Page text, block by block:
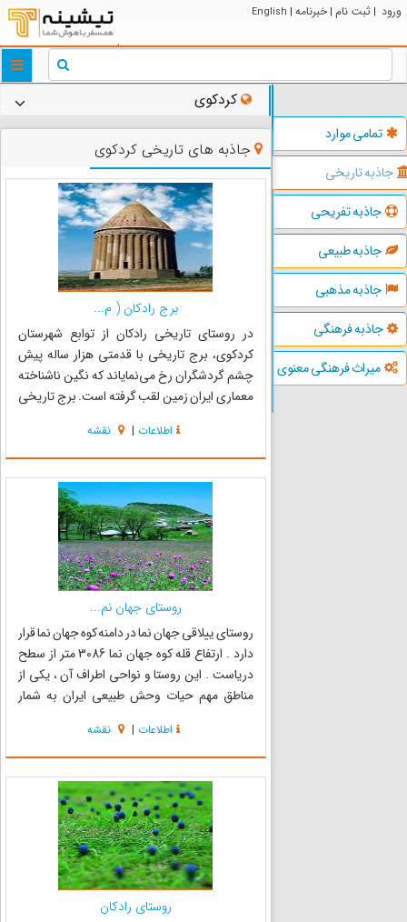
ورود | ثبت نام | خبرنامه |
English
تمامی موارد
جاذبه تاریخی
جاذبه تفریحی
جاذبه طبیعی
جاذبه مذهبی
جاذبه فرهنگی
میراث فرهنگی معنوی
کردکوی
جاذبه های تاریخی کردکوی
برج رادکان ( م...
در روستای تاریخی رادکان از توابع شهرستان
کردکوی، برج تاریخی با قدمتی هزار ساله پیش
چشم گردشگران رخ می‌نمایاند که نگین ناشناخته
معماری ایران زمین لقب گرفته است. برج تاریخی
۴۲‬کیلومتری جنوب شهرستان کردکوی واقع است،
این برج حدود ‪ ۲۵‬متر ارتفاع و ...
اطلاعات | نقشه
روستای جهان نم...
روستای ییلاقی جهان نما در دامنه کوه جهان نما قرار
دارد . ارتفاع قله کوه جهان نما 3086 متر از سطح
دریاست . این روستا و نواحی اطراف آن ، یکی از
مناطق مهم حیات وحش طبیعی ایران به شمار
کردکوی و 85 کیلومتری گرگان قرار گرفته است
همچنین با احداث جاد...
اطلاعات | نقشه
روستای رادکان